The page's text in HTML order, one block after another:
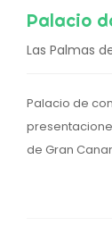
Palacio
Las Palmas
Palacio de
de Gran